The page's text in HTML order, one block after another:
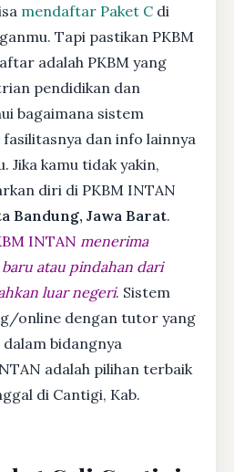
mendaftar Paket C di
Tapi pastikan PKBM
adalah PKBM yang
pendidikan dan
bagaimana sistem
dan info lainnya
Jika kamu tidak yakin,
diri di PKBM INTAN
Bandung, Jawa Barat.
INTAN menerima
atau pindahan dari
luar negeri. Sistem
online dengan tutor yang
bidangnya
adalah pilihan terbaik
di Cantigi, Kab.